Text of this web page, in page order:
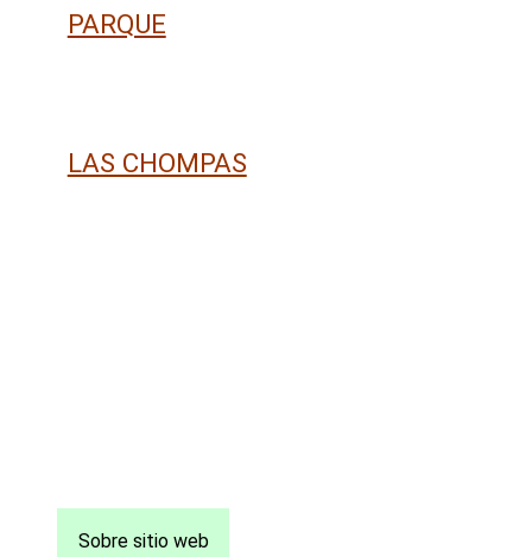
PARQUE
LAS CHOMPAS
Sobre sitio web